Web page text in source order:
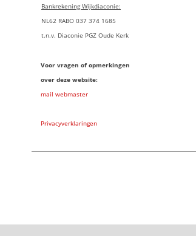
Bankrekening Wijkdiaconie:
NL62 RABO 037 374 1685
t.n.v. Diaconie PGZ Oude Kerk
Voor vragen of opmerkingen
over deze website:
mail webmaster
Privacyverklaringen